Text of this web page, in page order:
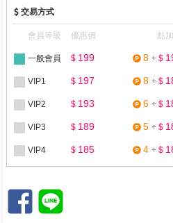
交易方式
會員等級 優惠價 點
一般會員 $ 199 8 + $
VIP1 $ 197 8 + $
VIP2 $ 193 6 + $
VIP3 $ 189 5 + $
VIP4 $ 185 4 + $